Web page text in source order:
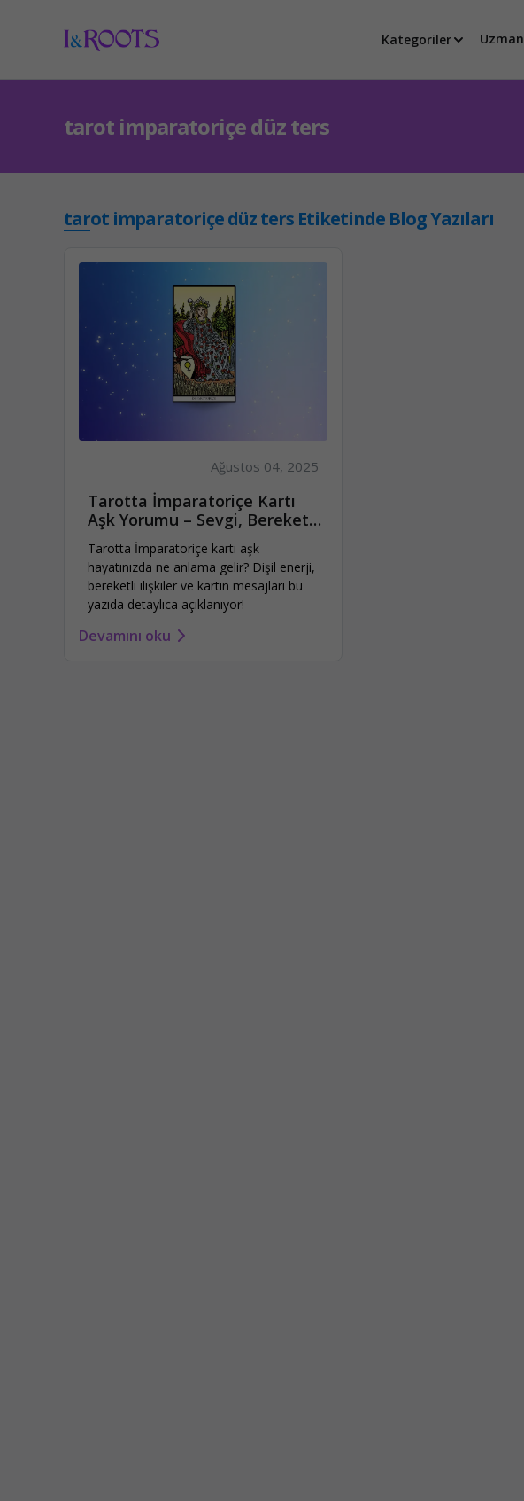
Kategoriler
tarot imparatoriçe düz ters
tarot imparatoriçe düz ters Etiketinde Blog Yazıları
Ağustos 04, 2025
Tarotta İmparatoriçe Kartı
Aşk Yorumu – Sevgi, Bereket
ve Dişil Enerji
Tarotta İmparatoriçe kartı aşk
hayatınızda ne anlama gelir? Dişil enerji,
bereketli ilişkiler ve kartın mesajları bu
yazıda detaylıca açıklanıyor!
Devamını oku